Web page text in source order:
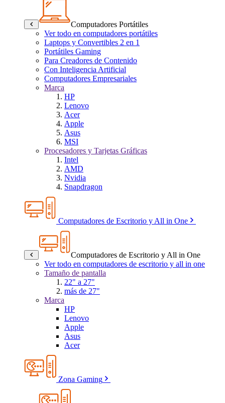
Computadores Portátiles
Ver todo en computadores portátiles
Laptops y Convertibles 2 en 1
Portátiles Gaming
Para Creadores de Contenido
Con Inteligencia Artificial
Computadores Empresariales
Marca
HP
Lenovo
Acer
Apple
Asus
MSI
Procesadores y Tarjetas Gráficas
Intel
AMD
Nvidia
Snapdragon
Computadores de Escritorio y All in One
Computadores de Escritorio y All in One
Ver todo en computadores de escritorio y all in one
Tamaño de pantalla
22" a 27"
más de 27"
Marca
HP
Lenovo
Apple
Asus
Acer
Zona Gaming